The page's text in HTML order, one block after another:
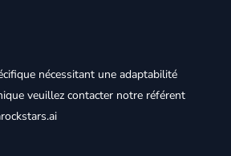
nécessitant une adaptabilité
veuillez contacter notre référent